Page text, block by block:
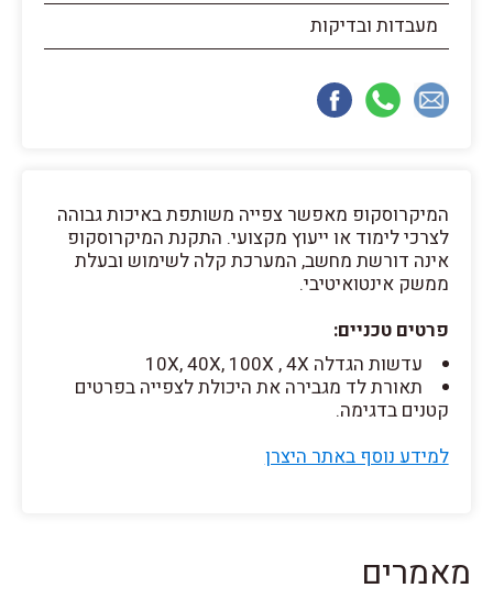
מעבדות ובדיקות
המיקרוסקופ מאפשר צפייה משותפת באיכות גבוהה
לצרכי לימוד או ייעוץ מקצועי. התקנת המיקרוסקופ
אינה דורשת מחשב, המערכת קלה לשימוש ובעלת
ממשק אינטואיטיבי.
פרטים טכניים:
עדשות הגדלה 10X, 40X, 100X , 4X
תאורת לד מגבירה את היכולת לצפייה בפרטים
קטנים בדגימה.
למידע נוסף באתר היצרן
מאמרים